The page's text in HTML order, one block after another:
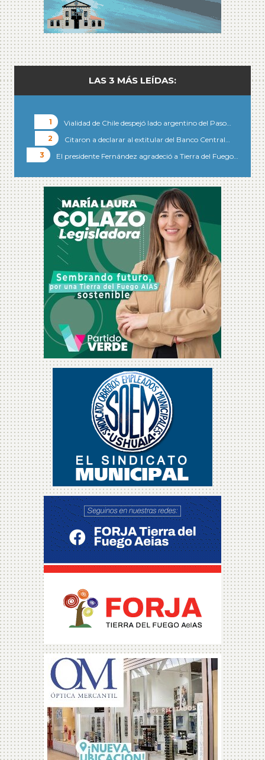
LAS 3 MÁS LEÍDAS:
Vialidad de Chile despejó lado argentino del Paso…
Citaron a declarar al extitular del Banco Central…
El presidente Fernández agradeció a Tierra del Fuego…